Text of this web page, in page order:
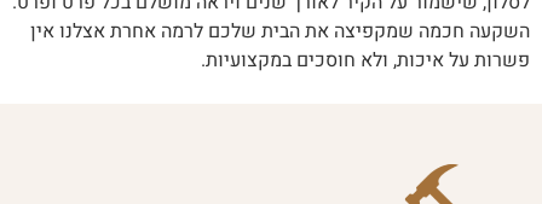
השקעה חכמה שמקפיצה את הבית שלכם לרמה אחרת אצלנו אין
פשרות על איכות, ולא חוסכים במקצועיות.